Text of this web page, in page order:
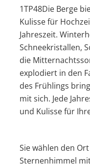
1TP48Die Berge
Kulisse für
Jahreszeit.
Schneekristallen,
die
explodiert in den
des Frühlings
mit sich. Jede
und Kulisse für
Sie wählen den
Sternenhimmel